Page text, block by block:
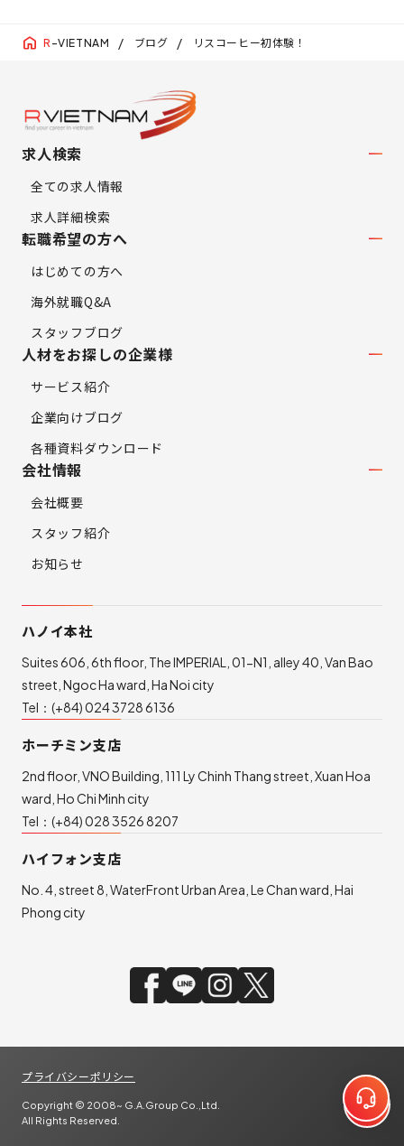
R -VIETNAM ブログ リスコーヒー初体験！
求人検索
全ての求人情報
求人詳細検索
転職希望の方へ
はじめての方へ
海外就職Q&A
スタッフブログ
人材をお探しの企業様
サービス紹介
企業向けブログ
各種資料ダウンロード
会社情報
会社概要
スタッフ紹介
お知らせ
ハノイ本社
Suites 606, 6th floor, The IMPERIAL, 01-N1, alley 40, Van Bao
street, Ngoc Ha ward, Ha Noi city
Tel： (+84) 024 3728 6136
ホーチミン支店
2nd floor, VNO Building, 111 Ly Chinh Thang street, Xuan Hoa
ward, Ho Chi Minh city
Tel： (+84) 028 3526 8207
ハイフォン支店
No. 4, street 8, WaterFront Urban Area, Le Chan ward, Hai
Phong city
プライバシーポリシー
Copyright © 2008~ G.A.Group Co.,Ltd.
All Rights Reserved.